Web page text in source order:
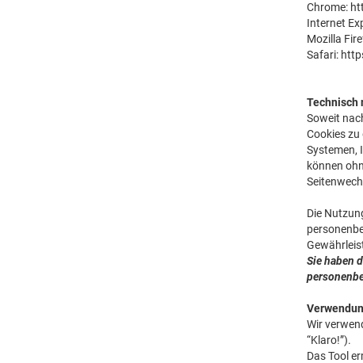
Chrome:
Internet
Mozilla
Safari:
Technisch
Soweit
Cookies
Systemen,
können
Die
Sie haben
Wir
“Klaro!”).
Das Tool